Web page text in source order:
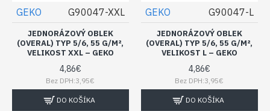
GEKO G90047-XXL
JEDNORÁZOVÝ OBLEK
(OVERAL) TYP 5/6, 55 G/M²,
VELIKOST XXL – GEKO
4,86€
Bez DPH:3,95€
DO KOŠÍKA
GEKO G90047-L
JEDNORÁZOVÝ OBLEK
(OVERAL) TYP 5/6, 55 G/M²,
VELIKOST L – GEKO
4,86€
Bez DPH:3,95€
DO KOŠÍKA